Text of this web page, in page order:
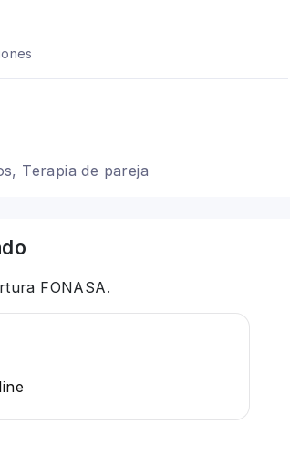
Terapia de pareja
FONASA.